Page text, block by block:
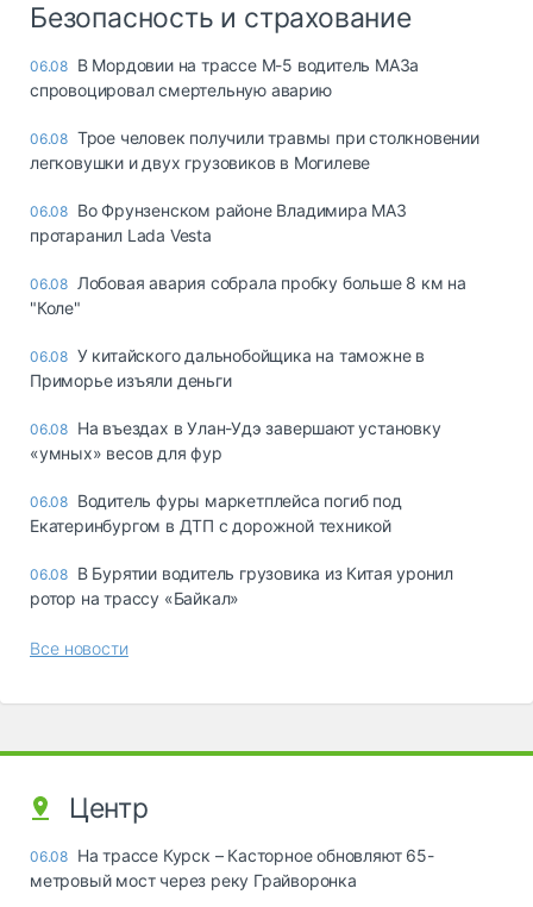
Безопасность и страхование
06.08 В Мордовии на трассе М-5 водитель МАЗа
спровоцировал смертельную аварию
06.08 Трое человек получили травмы при столкновении
легковушки и двух грузовиков в Могилеве
06.08 Во Фрунзенском районе Владимира МАЗ
протаранил Lada Vesta
06.08 Лобовая авария собрала пробку больше 8 км на
"Коле"
06.08 У китайского дальнобойщика на таможне в
Приморье изъяли деньги
06.08 Ha въeздax в Улaн-Удэ зaвepшaют ycтaнoвкy
«yмныx» вecoв для фyp
06.08 Водитель фуры маркетплейса погиб под
Екатеринбургом в ДТП с дорожной техникой
06.08 В Бурятии водитель грузовика из Китая уронил
ротор на трассу «Байкал»
Все новости
Центр
06.08 На трассе Курск – Касторное обновляют 65-
метровый мост через реку Грайворонка